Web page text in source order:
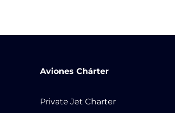
Aviones Chárter
Private Jet Charter